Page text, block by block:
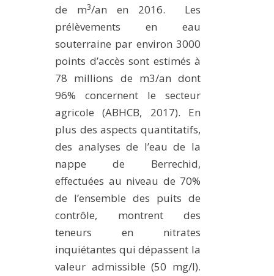
de m3/an en 2016. Les
prélèvements en eau
souterraine par environ 3000
points d’accès sont estimés à
78 millions de m3/an dont
96% concernent le secteur
agricole (ABHCB, 2017). En
plus des aspects quantitatifs,
des analyses de l’eau de la
nappe de Berrechid,
effectuées au niveau de 70%
de l’ensemble des puits de
contrôle, montrent des
teneurs en nitrates
inquiétantes qui dépassent la
valeur admissible (50 mg/l).